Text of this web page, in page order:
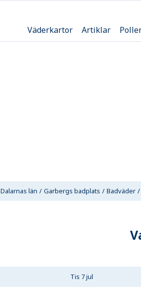
Väderkartor Artiklar
Dalarnas län Garbergs badplats Badväder
Tis 7 jul